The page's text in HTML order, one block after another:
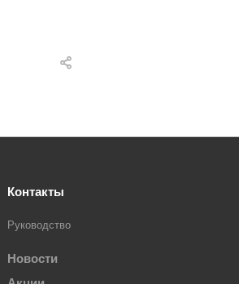
Контакты
Руководство
Новости